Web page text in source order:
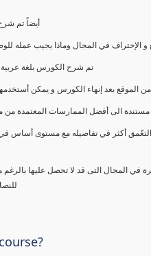
أيضاً تم
و الإحتراف في المجال وماذا يجيب
تم شرح الكورس بلغة عربية
الموقع بعد إنهاء الكورس و يمكن
أفضل الممارسات المعتمدة من معاهد
أكثر في تفاصيله مع مستوى أساس في
في المجال التى قد لا تحصل عليها